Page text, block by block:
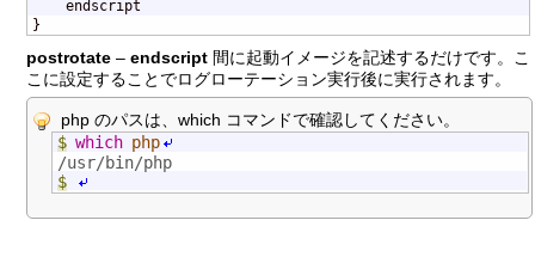
endscript
}
postrotate – endscript 間に起動イメージを記述するだけです。こ
こに設定することでログローテーション実行後に実行されます。
php のパスは、which コマンドで確認してください。
$ which php
/usr/bin/php
$